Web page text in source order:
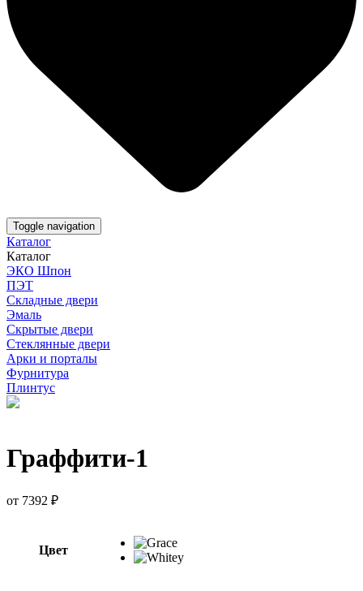
Toggle navigation
Каталог
Каталог
ЭКО Шпон
ПЭТ
Складные двери
Эмаль
Скрытые двери
Стеклянные двери
Арки и порталы
Фурнитура
Плинтус
Граффити-1
от 7392 ₽
Цвет